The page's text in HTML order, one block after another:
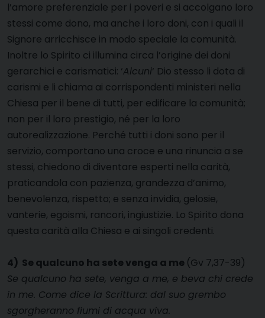
l’amore preferenziale per i poveri e si accolgano loro
stessi come dono, ma anche i loro doni, con i quali il
Signore arricchisce in modo speciale la comunità.
Inoltre lo Spirito ci illumina circa l’origine dei doni
gerarchici e carismatici: ‘Alcuni‘ Dio stesso li dota di
carismi e li chiama ai corrispondenti ministeri nella
Chiesa per il bene di tutti, per edificare la comunità;
non per il loro prestigio, né per la loro
autorealizzazione. Perché tutti i doni sono per il
servizio, comportano una croce e una rinuncia a se
stessi, chiedono di diventare esperti nella carità,
praticandola con pazienza, grandezza d’animo,
benevolenza, rispetto; e senza invidia, gelosie,
vanterie, egoismi, rancori, ingiustizie. Lo Spirito dona
questa carità alla Chiesa e ai singoli credenti.
4) Se qualcuno ha sete venga a me (Gv 7,37-39)
Se qualcuno ha sete, venga a me, e beva chi crede
in me. Come dice la Scrittura: dal suo grembo
sgorgheranno fiumi di acqua viva.